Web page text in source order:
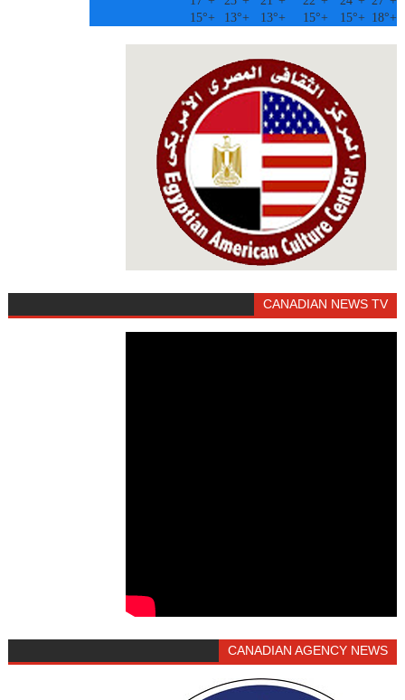
+
18°
+
15°
+
15°
+
13°
+
13°
+
15°
CANADIAN NEWS TV
CANADIAN AGENCY NEWS